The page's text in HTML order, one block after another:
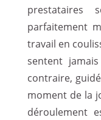
prestataires
parfaitement
travail en
sentent
contraire,
moment de la
déroulement